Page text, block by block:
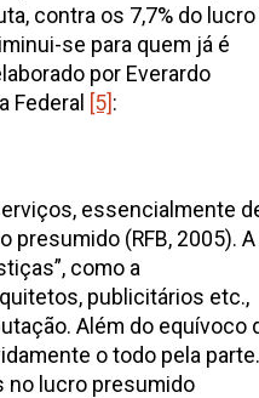
contra os 7,7% do lucro
se para quem já é
por Everardo
Federal [5]:
essencialmente
(RFB, 2005). A
como a
publicitários etc.,
Além do equívoco
o todo pela parte.
no lucro presumido